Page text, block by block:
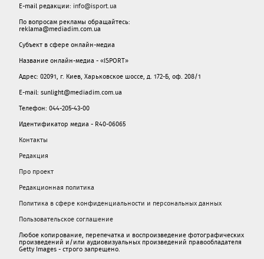
E-mail редакции: info@isport.ua
По вопросам рекламы обращайтесь:
reklama@mediadim.com.ua
Субъект в сфере онлайн-медиа
Название онлайн-медиа - «ISPORT»
Адрес: 02091, г. Киев, Харьковское шоссе, д. 172-Б, оф. 208/1
E-mail: sunlight@mediadim.com.ua
Телефон: 044-205-43-00
Идентификатор медиа - R40-06065
Контакты
Редакция
Про проект
Редакционная политика
Политика в сфере конфиденциальности и персональных данных
Пользовательское соглашение
Любое копирование, перепечатка и воспроизведение фотографических
произведений и/или аудиовизуальных произведений правообладателя
Getty Images - строго запрещено.